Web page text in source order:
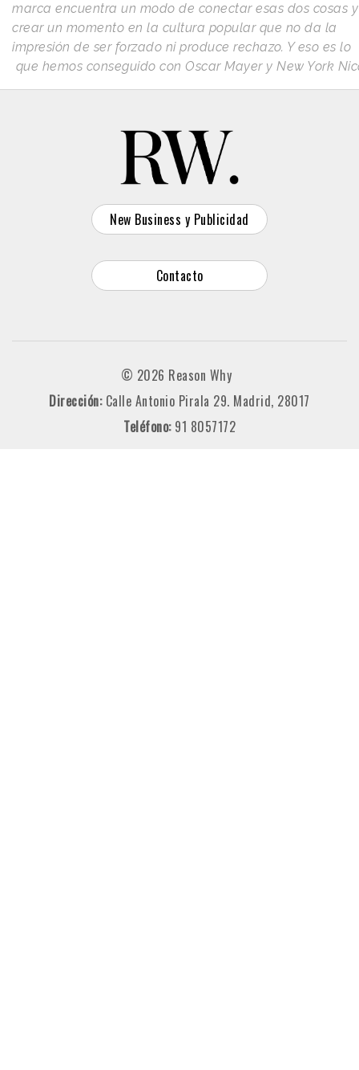
marca encuentra un modo de conectar esas dos cosas y
crear un momento en la cultura popular que no da la
impresión de ser forzado ni produce rechazo. Y eso es lo
que hemos conseguido con Oscar Mayer y New York
New Business y Publicidad
Contacto
© 2026 Reason Why
Dirección: Calle Antonio Pirala 29. Madrid, 28017
Teléfono: 91 8057172